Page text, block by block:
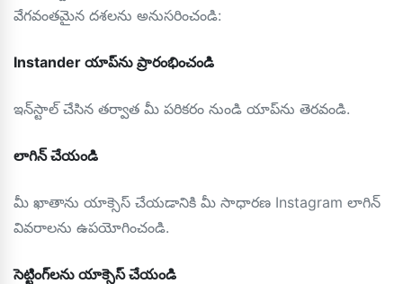
వేగవంతమైన దశలను అనుసరించండి:
Instander యాప్‌ను ప్రారంభించండి
ఇన్‌స్టాల్ చేసిన తర్వాత మీ పరికరం నుండి యాప్‌ను తెరవండి.
లాగిన్ చేయండి
మీ ఖాతాను యాక్సెస్ చేయడానికి మీ సాధారణ Instagram లాగిన్
వివరాలను ఉపయోగించండి.
సెట్టింగ్‌లను యాక్సెస్ చేయండి